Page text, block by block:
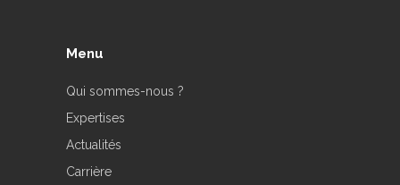
Menu
Qui sommes-nous ?
Expertises
Actualités
Carrière